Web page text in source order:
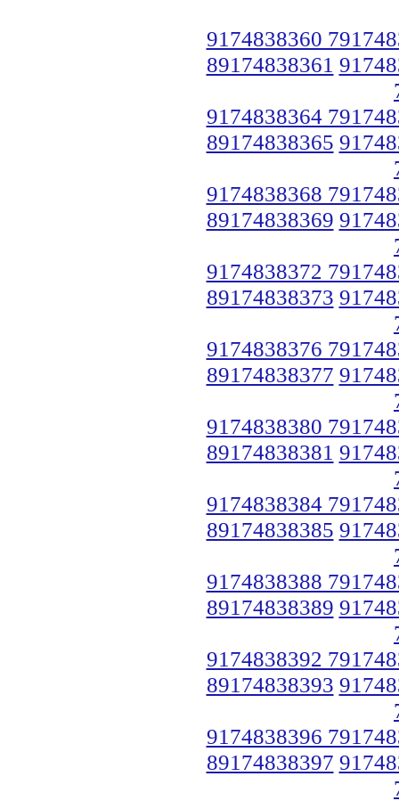
9174838360
89174838361
9174838364
89174838365
9174838368
89174838369
9174838372
89174838373
9174838376
89174838377
9174838380
89174838381
9174838384
89174838385
9174838388
89174838389
9174838392
89174838393
9174838396
89174838397